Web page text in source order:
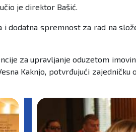
je direktor Bašić.
dodatna spremnost za rad na
za upravljanje oduzetom
Kaknjo, potvrđujući